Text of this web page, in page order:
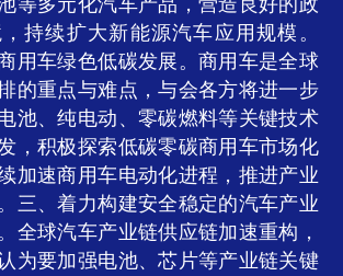
持续扩大新能源汽车应用规模。
用车绿色低碳发展。商用车是全球
的重点与难点，与会各方将进一步
池、纯电动、零碳燃料等关键技术
，积极探索低碳零碳商用车市场化
加速商用车电动化进程，推进产业
三、着力构建安全稳定的汽车产业
全球汽车产业链供应链加速重构，
为要加强电池、芯片等产业链关键